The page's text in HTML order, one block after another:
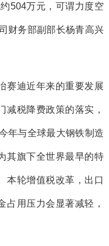
504万元，可谓力度空
财务部副部长杨青高兴
赛迪近年来的重要发展
减税降费政策的落实，
年与全球最大钢铁制造
其旗下全世界最早的特
本轮增值税改革，出口
占用压力会显著减轻，